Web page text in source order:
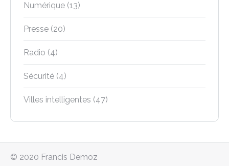
Numérique (13)
Presse (20)
Radio (4)
Sécurité (4)
Villes intelligentes (47)
© 2020 Francis Demoz